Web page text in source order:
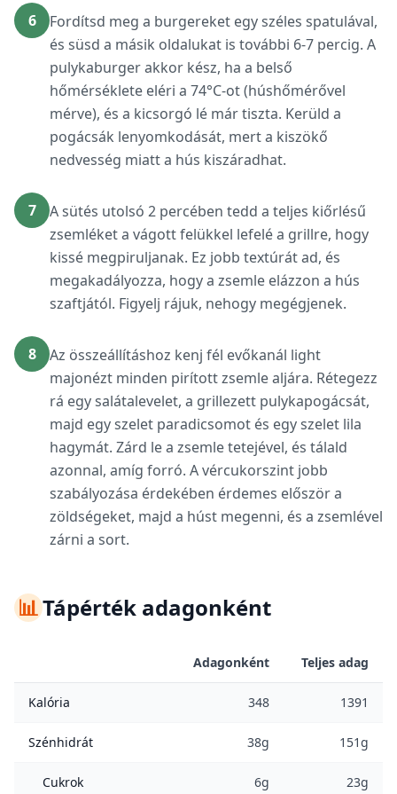
6
Fordítsd meg a burgereket egy széles spatulával,
és süsd a másik oldalukat is további 6-7 percig. A
pulykaburger akkor kész, ha a belső
hőmérséklete eléri a 74°C-ot (húshőmérővel
mérve), és a kicsorgó lé már tiszta. Kerüld a
pogácsák lenyomkodását, mert a kiszökő
nedvesség miatt a hús kiszáradhat.
7
A sütés utolsó 2 percében tedd a teljes kiőrlésű
zsemléket a vágott felükkel lefelé a grillre, hogy
kissé megpiruljanak. Ez jobb textúrát ad, és
megakadályozza, hogy a zsemle elázzon a hús
szaftjától. Figyelj rájuk, nehogy megégjenek.
8
Az összeállításhoz kenj fél evőkanál light
majonézt minden pirított zsemle aljára. Rétegezz
rá egy salátalevelet, a grillezett pulykapogácsát,
majd egy szelet paradicsomot és egy szelet lila
hagymát. Zárd le a zsemle tetejével, és tálald
azonnal, amíg forró. A vércukorszint jobb
szabályozása érdekében érdemes először a
zöldségeket, majd a húst megenni, és a zsemlével
zárni a sort.
📊Tápérték adagonként
Adagonként Teljes adag
Kalória 348 1391
Szénhidrát 38g 151g
Cukrok 6g 23g